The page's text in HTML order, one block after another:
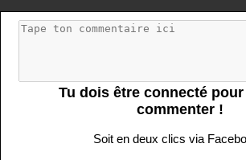
Tu dois être connecté
commenter !
Soit en deux clics via